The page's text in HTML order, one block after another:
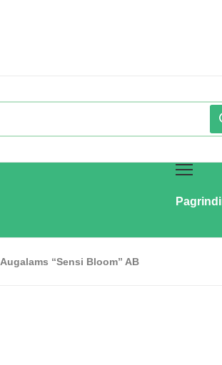
“Sensi Bloom” AB